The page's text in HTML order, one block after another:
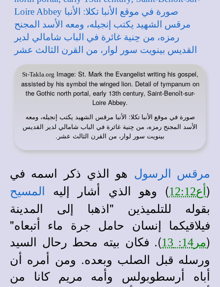
St-Takla.org Image: St. Mark the Evangelist writing his gospel,
assisted by his symbol the winged lion. Detail of tympanum on
the Gothic north portal, early 13th century, Saint-Benoît-sur-
Loire Abbey.
صورة في موقع الأنبا تكلا: الأنبا مرقس الشهيد يكتب إنجيله، ومعه
الأسد المجنح رمزه، من حِنية غائرة في الباب شامالي لدير القديس
بينويت سور لوار، من القرن الثالث عشر.
مرقس الرسول هو الذي ذكر اسمه في
( أع12:12 ) وهو الذي أشار إليه المسيح
بقوله للتلميذين "اذهبا إلى المدينة
فيلاقيكما إنسان حامل جرة ماء أتبعاه"
(مر14: 13
). فكان بيته محط رحال السيد
ورسله قبل الصلب وبعده. ومن أمره أن
أباه أرسطوبولس وأمه مريم كانا من